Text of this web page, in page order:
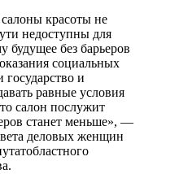
красоты не
недоступны для
без барьеров
социальных
и
равные условия
салон послужит
станет меньше», —
деловых женщин